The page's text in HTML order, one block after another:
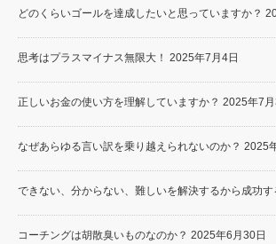
どのくらいゴールを達成したいと思っていますか？
思考はプラスマイナス無限大！ 2025年7月4日
正しいお金の使い方を理解していますか？ 2025年7月
なぜあらゆる言い訳を乗り越えられないのか？ 2025
できない、分からない、難しいを解決するから成功す
コーチングは胡散臭いものなのか？ 2025年6月30日